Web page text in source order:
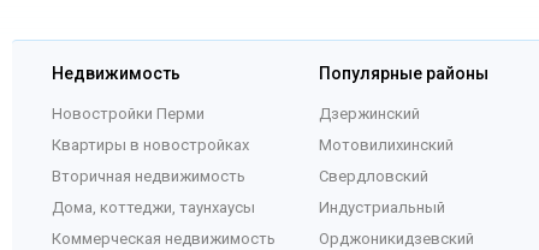
Недвижимость
Новостройки Перми
Квартиры в новостройках
Вторичная недвижимость
Дома, коттеджи, таунхаусы
Коммерческая недвижимость
Популярные районы
Дзержинский
Мотовилихинский
Свердловский
Индустриальный
Орджоникидзевский